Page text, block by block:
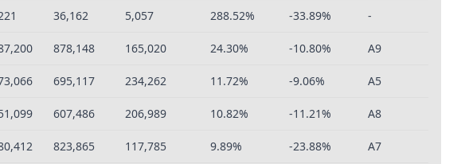
36,162 5,057 288.52% -33.89% -
878,148 165,020 24.30% -10.80% A9
695,117 234,262 11.72% -9.06% A5
607,486 206,989 10.82% -11.21% A8
823,865 117,785 9.89% -23.88% A7